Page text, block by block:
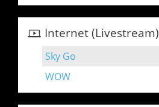
Internet (Livestream)
Sky Go
WOW